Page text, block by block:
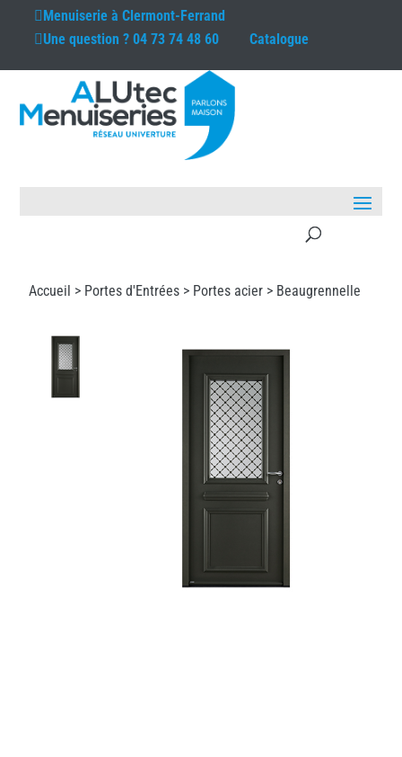
Menuiserie àClermont-Ferrand
Une question ?04 73 74 48 60 Catalogue
Accueil > Portes d'Entrées > Portes acier > Beaugrennelle